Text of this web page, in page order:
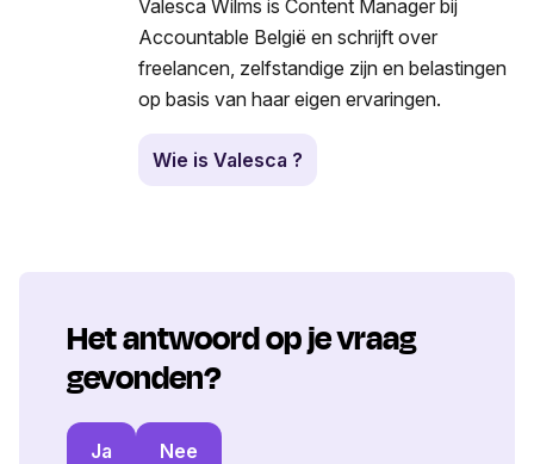
Valesca Wilms is Content Manager bij
Accountable België en schrijft over
freelancen, zelfstandige zijn en belastingen
op basis van haar eigen ervaringen.
Wie is Valesca ?
Het antwoord op je vraag
gevonden?
Ja Nee